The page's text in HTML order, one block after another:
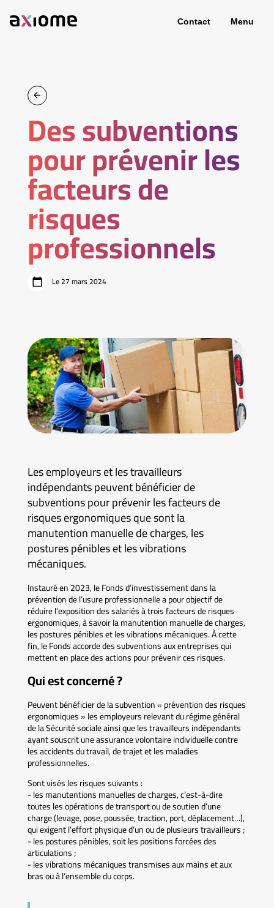
Contact Menu
Des subventions
pour prévenir les
facteurs de
risques
professionnels
Le 27 mars 2024
Les employeurs et les travailleurs
indépendants peuvent bénéficier de
subventions pour prévenir les facteurs de
risques ergonomiques que sont la
manutention manuelle de charges, les
postures pénibles et les vibrations
mécaniques.
Instauré en 2023, le Fonds d’investissement dans la
prévention de l’usure professionnelle a pour objectif de
réduire l’exposition des salariés à trois facteurs de risques
ergonomiques, à savoir la manutention manuelle de charges,
les postures pénibles et les vibrations mécaniques. À cette
fin, le Fonds accorde des subventions aux entreprises qui
mettent en place des actions pour prévenir ces risques.
Qui est concerné ?
Peuvent bénéficier de la subvention « prévention des risques
ergonomiques » les employeurs relevant du régime général
de la Sécurité sociale ainsi que les travailleurs indépendants
ayant souscrit une assurance volontaire individuelle contre
les accidents du travail, de trajet et les maladies
professionnelles.
Sont visés les risques suivants :
- les manutentions manuelles de charges, c’est-à-dire
toutes les opérations de transport ou de soutien d’une
charge (levage, pose, poussée, traction, port, déplacement…),
qui exigent l’effort physique d’un ou de plusieurs travailleurs ;
- les postures pénibles, soit les positions forcées des
articulations ;
- les vibrations mécaniques transmises aux mains et aux
bras ou à l’ensemble du corps.